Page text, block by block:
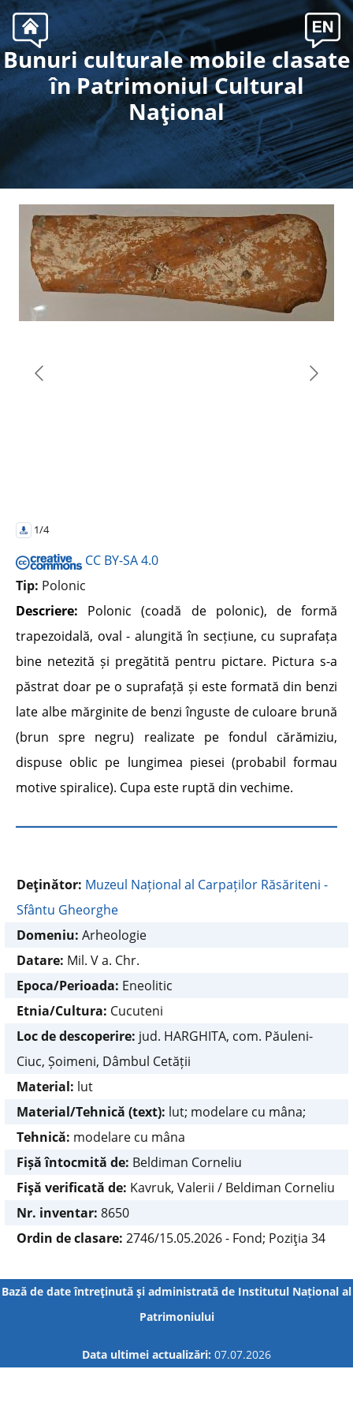
.
Bunuri culturale mobile clasate
în Patrimoniul Cultural
Naţional
1/4
CC BY-SA 4.0
Tip: Polonic
Descriere: Polonic (coadă de polonic), de formă
trapezoidală, oval - alungită în secțiune, cu suprafața
bine netezită și pregătită pentru pictare. Pictura s-a
păstrat doar pe o suprafață și este formată din benzi
late albe mărginite de benzi înguste de culoare brună
(brun spre negru) realizate pe fondul cărămiziu,
dispuse oblic pe lungimea piesei (probabil formau
motive spiralice). Cupa este ruptă din vechime.
Deţinător: Muzeul Național al Carpaților Răsăriteni -
Sfântu Gheorghe
Domeniu: Arheologie
Datare: Mil. V a. Chr.
Epoca/Perioada: Eneolitic
Etnia/Cultura: Cucuteni
Loc de descoperire: jud. HARGHITA, com. Păuleni-
Ciuc, Șoimeni, Dâmbul Cetății
Material: lut
Material/Tehnică (text): lut; modelare cu mâna;
Tehnică: modelare cu mâna
Fișă întocmită de: Beldiman Corneliu
Fişă verificată de: Kavruk, Valerii / Beldiman Corneliu
Nr. inventar: 8650
Ordin de clasare: 2746/15.05.2026 - Fond; Poziţia 34
Bază de date întreţinută şi administrată de Institutul Național al
Patrimoniului
Data ultimei actualizări: 07.07.2026